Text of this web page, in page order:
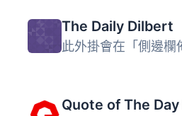
The Daily Dilbert